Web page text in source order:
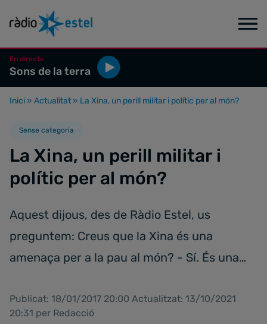
En directe
Sons de la terra
Inici » Actualitat » La Xina, un perill militar i polític per al món?
Sense categoria
La Xina, un perill militar i
polític per al món?
Aquest dijous, des de Ràdio Estel, us
preguntem: Creus que la Xina és una
amenaça per a la pau al món? - Sí. És una…
Publicat: 18/01/2017 20:00 Actualitzat: 13/10/2021
20:31 per Redacció